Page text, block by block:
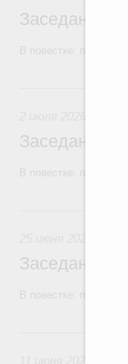
Заседание
В повестке:
Заседание
В повестке: проекты
Заседание